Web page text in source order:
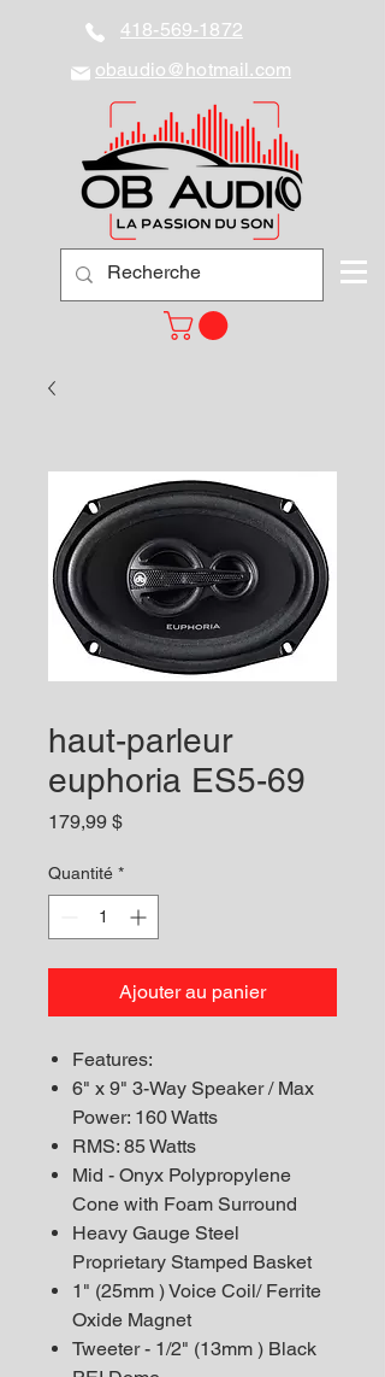
418-569-1872
obaudio@hotmail.com
haut-parleur
euphoria ES5-69
179,99 $Prix
Quantité *
Ajouter au panier
Features:
6" x 9" 3-Way Speaker / Max
Power: 160 Watts
RMS: 85 Watts
Mid - Onyx Polypropylene
Cone with Foam Surround
Heavy Gauge Steel
Proprietary Stamped Basket
1" (25mm ) Voice Coil/ Ferrite
Oxide Magnet
Tweeter - 1/2" (13mm ) Black